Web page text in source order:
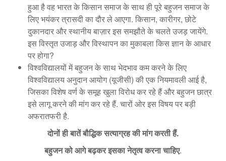
हुआ है वह भारत के किसान समाज के साथ ही पूरे बहुजन समाज के
लिए भयंकर त्रासदी का दौर ले आएगा. किसान, कारीगर, छोटे
दुकानदार और स्थानीय बाज़ार इस समझौते के चलते उजड़ जायेंगे.
इस विस्तृत उजाड़ और विस्थापन का मुकाबला किस ज्ञान के आधार
पर होगा?
विश्वविद्यालयों में बहुजन के साथ भेदभाव कम करने के लिए
विश्वविद्यालय अनुदान आयोग (यूजीसी) की एक नियमावली आई है,
जिसका विशेष वर्ण के समूह खुला विरोध कर रहे हैं और बहुजन छात्र
इसे लागू करने की मांग कर रहे हैं. चारों ओर इस विषय पर बड़ी
अफरातफरी है.
दोनों ही बातें बौद्धिक सत्याग्रह की मांग करती हैं.
बहुजन को आगे बढ़कर इसका नेतृत्व करना चाहिए.